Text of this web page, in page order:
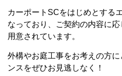
カーポートSCをはじめとする
なっており、ご契約の内容に
用意されています。
外構やお庭工事をお考えの方
ンスをぜひお見逃しなく！